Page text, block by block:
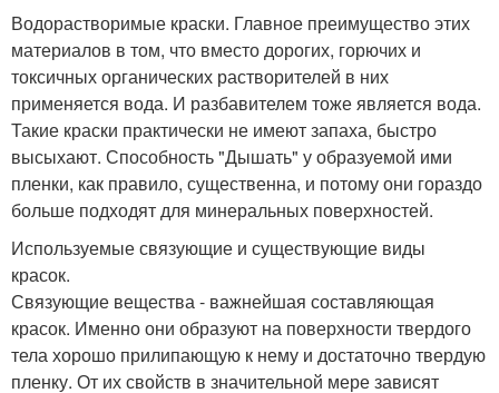
Водорастворимые краски. Главное преимущество этих
материалов в том, что вместо дорогих, горючих и
токсичных органических растворителей в них
применяется вода. И разбавителем тоже является вода.
Такие краски практически не имеют запаха, быстро
высыхают. Способность "Дышать" у образуемой ими
пленки, как правило, существенна, и потому они гораздо
больше подходят для минеральных поверхностей.
Используемые связующие и существующие виды
красок.
Связующие вещества - важнейшая составляющая
красок. Именно они образуют на поверхности твердого
тела хорошо прилипающую к нему и достаточно твердую
пленку. От их свойств в значительной мере зависят